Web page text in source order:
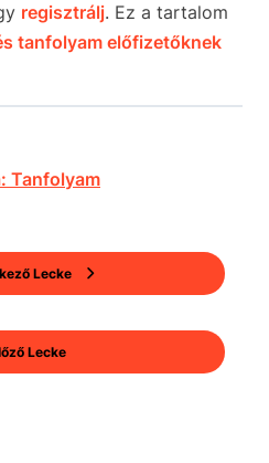
regisztrálj. Ez a tartalom
tanfolyam előfizetőknek
Lecke
Tanfolyam
Lecke